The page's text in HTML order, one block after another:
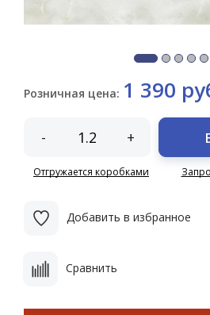
Розничная цена: 1 390
- +
Отгружается коробками
Добавить в избранное
Сравнить